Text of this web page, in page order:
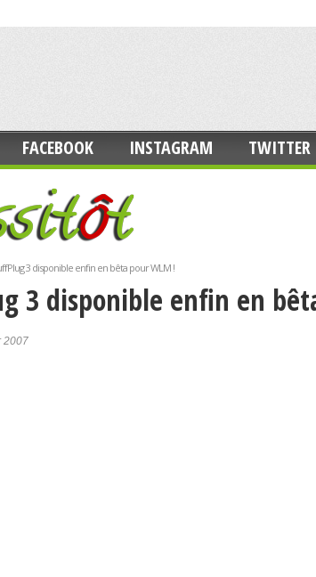
FACEBOOK INSTAGRAM TWITTER
3 disponible enfin en bêta pour WLM !
3 disponible enfin en
2007